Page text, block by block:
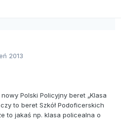
2013
Polski Policyjny beret „Klasa
to beret Szkół Podoficerskich
to jakaś np. klasa policealna o